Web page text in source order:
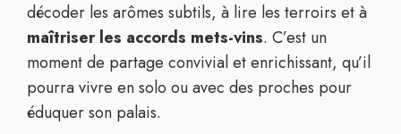
décoder les arômes subtils, à lire les terroirs et à
maîtriser les accords mets-vins. C’est un
moment de partage convivial et enrichissant, qu’il
pourra vivre en solo ou avec des proches pour
éduquer son palais.